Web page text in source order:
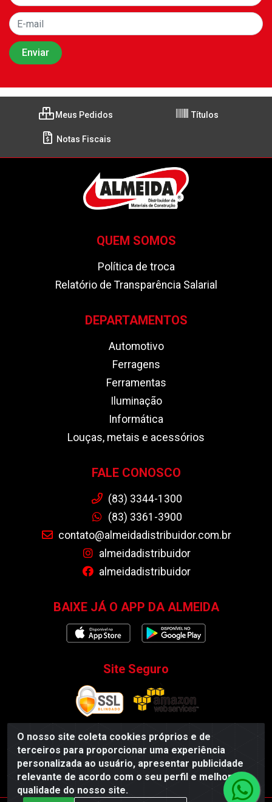
O nosso site coleta cookies próprios e de
terceiros para proporcionar uma experiência
personalizada ao usuário, apresentar publicidade
relevante de acordo com o seu perfil e melhorar a
qualidade do nosso site.
Meus Pedidos Títulos
Notas Fiscais
QUEM SOMOS
Política de troca
Relatório de Transparência Salarial
DEPARTAMENTOS
Automotivo
Ferragens
Ferramentas
Iluminação
Informática
Louças, metais e acessórios
FALE CONOSCO
(83) 3344-1300
(83) 3361-3900
contato@almeidadistribuidor.com.br
almeidadistribuidor
almeidadistribuidor
BAIXE JÁ O APP DA ALMEIDA
Site Seguro
Almeida Distribuidor - Rodovia BR 104, S/N, Centro -
Esperança/PB - CEP 58135-000 - CNPJ 35.419.548/0001-55